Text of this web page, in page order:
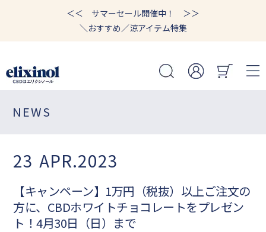
＜＜ サマーセール開催中！ ＞＞
＼おすすめ／涼アイテム特集
NEWS
23 APR.2023
【キャンペーン】1万円（税抜）以上ご注文の
方に、CBDホワイトチョコレートをプレゼン
ト！4月30日（日）まで